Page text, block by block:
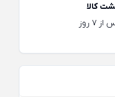
کالا
7 روز